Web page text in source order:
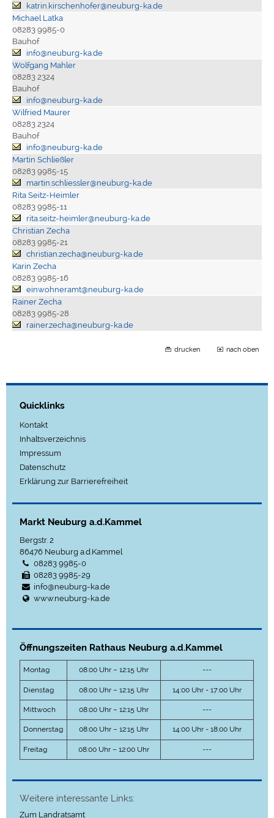
katrin.kirschenhofer@neuburg-ka.de
Michael Latka
08283 9985-0
Bauhof
info@neuburg-ka.de
Wolfgang Mahler
08283 2324
Bauhof
info@neuburg-ka.de
Wilfried Maurer
08283 2324
Bauhof
info@neuburg-ka.de
Martin Schließler
08283 9985-15
martin.schliessler@neuburg-ka.de
Rita Seitz-Heimler
08283 9985-11
rita.seitz-heimler@neuburg-ka.de
Christian Zecha
08283 9985-21
christian.zecha@neuburg-ka.de
Karin Zecha
08283 9985-16
einwohneramt@neuburg-ka.de
Rainer Zecha
08283 9985-28
rainer.zecha@neuburg-ka.de
drucken nach oben
Quicklinks
Kontakt
Inhaltsverzeichnis
Impressum
Datenschutz
Erklärung zur Barrierefreiheit
Markt Neuburg a.d.Kammel
Bergstr. 2
86476 Neuburg a.d.Kammel
08283 9985-0
08283 9985-29
info@neuburg-ka.de
www.neuburg-ka.de
Öffnungszeiten Rathaus Neuburg a.d.Kammel
Montag 08:00 Uhr – 12:15 Uhr ---
Dienstag 08:00 Uhr – 12:15 Uhr 14:00 Uhr - 17:00 Uhr
Mittwoch 08:00 Uhr – 12:15 Uhr ---
Donnerstag 08:00 Uhr – 12:15 Uhr 14:00 Uhr - 18:00 Uhr
Freitag 08:00 Uhr – 12:00 Uhr ---
Weitere interessante Links:
Zum Landratsamt